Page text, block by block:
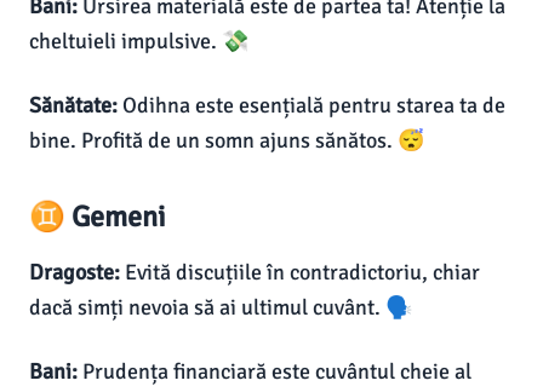
Bani: Ursirea materială este de partea ta! Atenție la
cheltuieli impulsive. 💸
Sănătate: Odihna este esențială pentru starea ta de
bine. Profită de un somn ajuns sănătos. 😴
♊ Gemeni
Dragoste: Evită discuțiile în contradictoriu, chiar
dacă simți nevoia să ai ultimul cuvânt. 🗣️
Bani: Prudența financiară este cuvântul cheie al